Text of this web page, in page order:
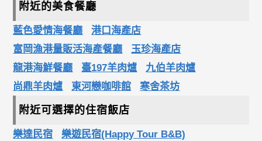
附近的美食餐廳
藍色愛情海餐廳
港口海產店
富岡漁港量販活海產餐廳
玉珍海產店
龍港海鮮餐廳
臺197羊肉爐
九伯羊肉爐
尚鼎羊肉爐
東河戀咖啡館 寒舍茶坊
附近可選擇的住宿飯店
樂達民宿
樂遊民宿(Happy Tour B&B)